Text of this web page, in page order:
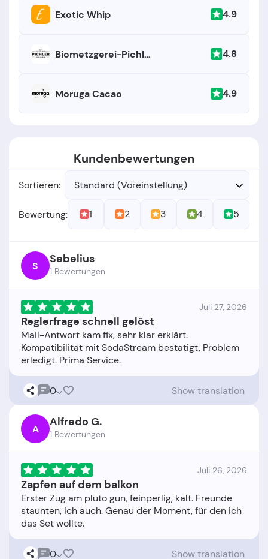
Exotic Whip 4.9
Biometzgerei-Pichler.de 4.8
Moruga Cacao 4.9
Kundenbewertungen
Sortieren: Standard (Voreinstellung)
Bewertung: 1 2 3 4 5
S Sebelius
1 Bewertungen
Juli 27, 2026
Reglerfrage schnell gelöst
Mail-Antwort kam fix, sehr klar erklärt.
Kompatibilität mit SodaStream bestätigt, Problem
0 Show translation
A Alfredo G.
1 Bewertungen
Juli 26, 2026
Zapfen auf dem balkon
Erster Zug am pluto gun, feinperlig, kalt. Freunde
staunten, ich auch. Genau der Moment, für den ich
0 Show translation